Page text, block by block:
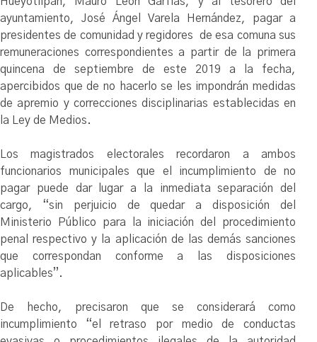
ayuntamiento, José Ángel Varela Hernández, pagar a
presidentes de comunidad y regidores de esa comuna sus
remuneraciones correspondientes a partir de la primera
quincena de septiembre de este 2019 a la fecha,
apercibidos que de no hacerlo se les impondrán medidas
de apremio y correcciones disciplinarias establecidas en
la Ley de Medios.
Los magistrados electorales recordaron a ambos
funcionarios municipales que el incumplimiento de no
pagar puede dar lugar a la inmediata separación del
cargo, “sin perjuicio de quedar a disposición del
Ministerio Público para la iniciación del procedimiento
penal respectivo y la aplicación de las demás sanciones
que correspondan conforme a las disposiciones
aplicables”.
De hecho, precisaron que se considerará como
incumplimiento “el retraso por medio de conductas